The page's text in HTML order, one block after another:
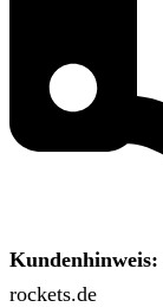
Kundenhinweis:
rockets.de